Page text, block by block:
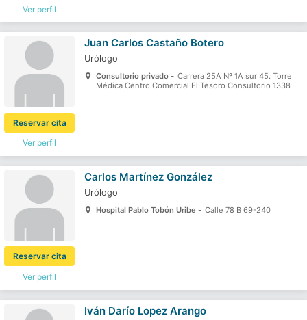
Ver perfil
Ver perfil
Reservar cita
Juan Carlos Castaño Botero
Urólogo
Consultorio privado - Carrera 25A Nº 1A sur 45. Torre
Médica Centro Comercial El Tesoro Consultorio 1338
Ver perfil
Reservar cita
Carlos Martínez González
Urólogo
Hospital Pablo Tobón Uribe - Calle 78 B 69-240
Iván Darío Lopez Arango